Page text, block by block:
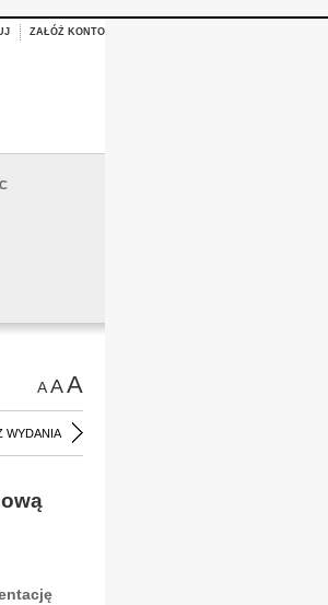
ZAŁÓŻ KONTO
AAA
WYDANIA